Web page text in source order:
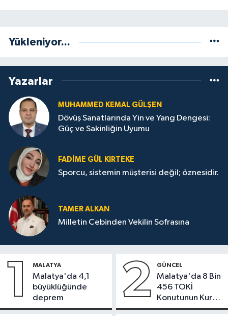
Yükleniyor...
Yazarlar
MUHAMMED KEMAL GÜLŞEN
Dövüş Sanatlarında Yin ve Yang Dengesi:
Güç ve Sakinliğin Uyumu
FADIME GÜL KIRTEKE
Sporcu, sistemin müşterisi değil; öznesidir.
TAMER ALKAN
Milletin Cebinden Vekilin Sofrasına
1 MALATYA
Malatya'da 4,1
büyüklüğünde
deprem
2 GÜNCEL
Malatya'da 8 Bin
456 TOKİ
Konutunun Kurası
Bugün Çekiliyor